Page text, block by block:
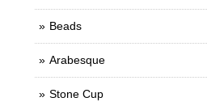
Beads
Arabesque
Stone Cup